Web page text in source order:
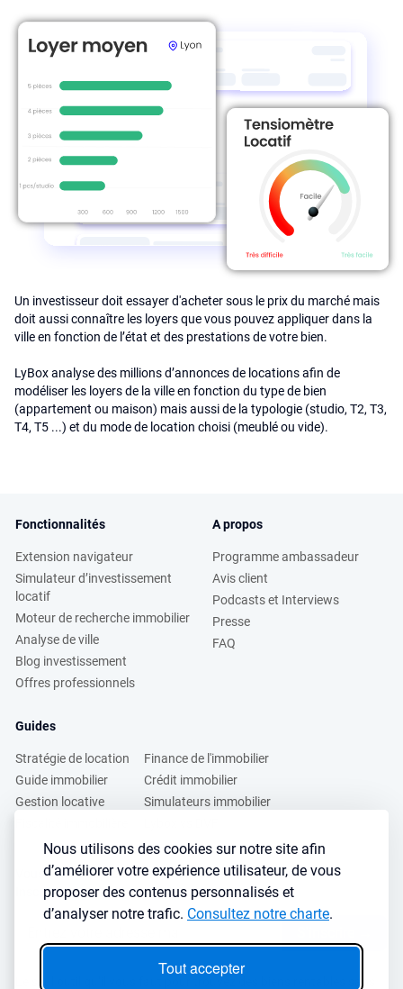
Nous utilisons des cookies sur notre site afin
d’améliorer votre expérience utilisateur, de vous
proposer des contenus personnalisés et
d’analyser notre trafic. Consultez notre charte.
Tout accepter
Un investisseur doit essayer d'acheter sous le prix du marché mais
doit aussi connaître les loyers que vous pouvez appliquer dans la
ville en fonction de l’état et des prestations de votre bien.
LyBox analyse des millions d’annonces de locations afin de
modéliser les loyers de la ville en fonction du type de bien
(appartement ou maison) mais aussi de la typologie (studio, T2, T3,
T4, T5 ...) et du mode de location choisi (meublé ou vide).
Fonctionnalités
Extension navigateur
Simulateur d’investissement
locatif
Moteur de recherche immobilier
Analyse de ville
Blog investissement
Offres professionnels
A propos
Programme ambassadeur
Avis client
Podcasts et Interviews
Presse
FAQ
Guides
Stratégie de location
Guide immobilier
Gestion locative
Finance de l'immobilier
Crédit immobilier
Simulateurs immobilier
Vous voulez apprendre à investir dans l’immobilier ?
Inscrivez vous à notre newsletter gratuite :